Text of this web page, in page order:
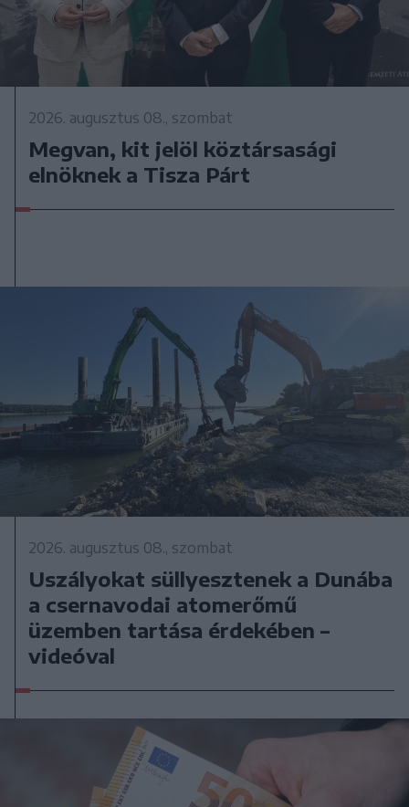
2026. augusztus 08., szombat
Megvan, kit jelöl köztársasági
elnöknek a Tisza Párt
2026. augusztus 08., szombat
Uszályokat süllyesztenek a Dunába
a csernavodai atomerőmű
üzemben tartása érdekében –
videóval